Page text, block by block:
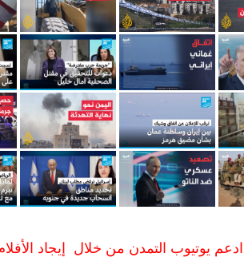
ادعم يوتيوب التمدن من خلال إيجاد الأفلام